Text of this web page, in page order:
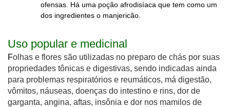
ofensas. Há uma poção afrodisíaca que tem como um
dos ingredientes o manjericão.
Uso popular e medicinal
Folhas e flores são utilizadas no preparo de chás por suas
propriedades tônicas e digestivas, sendo indicadas ainda
para problemas respiratórios e reumáticos, má digestão,
vômitos, náuseas, doenças do intestino e rins, dor de
garganta, angina, aftas, insônia e dor nos mamilos de